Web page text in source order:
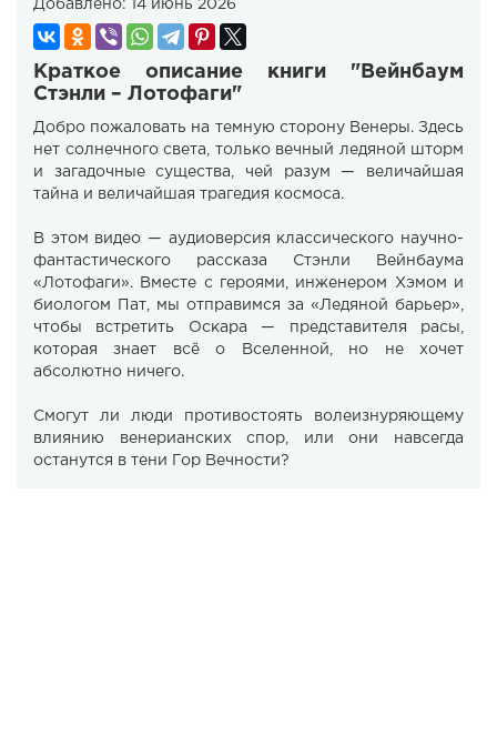
Добавлено: 14 июнь 2026
Краткое описание книги "Вейнбаум
Стэнли – Лотофаги"
Добро пожаловать на темную сторону Венеры. Здесь
нет солнечного света, только вечный ледяной шторм
и загадочные существа, чей разум — величайшая
тайна и величайшая трагедия космоса.
В этом видео — аудиоверсия классического научно-
фантастического рассказа Стэнли Вейнбаума
«Лотофаги». Вместе с героями, инженером Хэмом и
биологом Пат, мы отправимся за «Ледяной барьер»,
чтобы встретить Оскара — представителя расы,
которая знает всё о Вселенной, но не хочет
абсолютно ничего.
Смогут ли люди противостоять волеизнуряющему
влиянию венерианских спор, или они навсегда
останутся в тени Гор Вечности?